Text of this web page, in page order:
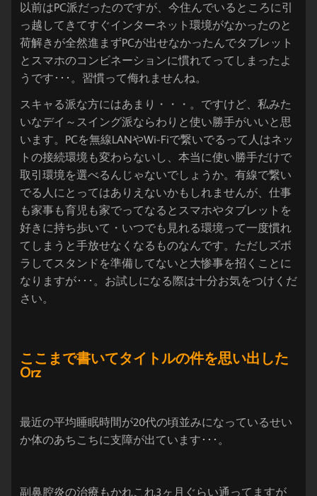
以前はPC派だったのですが、今住んでいるところに引
っ越してきてすぐインターネット環境がなかったのと
荷解きが全然進まずPCが出せなかったんでタブレット
とスマホのコンビネーションに慣れてってしまったよ
うです･･･。習慣って侮れませんね。
スキャる派な方にはあまり・・・。ですけど、私みた
いなデイ～スイング派ならわりと使い勝手がいいと思
います。PCを無線LANやWi-Fiで繋いでるって人はネッ
トの接続環境も変わらないし、本当に使い勝手だけで
取引環境を選べるんじゃないでしょうか。有線で繋い
でる人にとってはありえないかもしれませんが、仕事
も家事も育児も家でってなるとスマホやタブレットを
好きに持ち歩いて・いつでも見れる環境って一度慣れ
てしまうと手放せなくなるものなんです。ただしズボ
ラしてスタンドを準備してないと大惨事を招くことに
なりますが･･･。お試しになる際は十分お気をつけくだ
さい。
ここまで書いてタイトルの件を思い出した
Orz
最近の平均睡眠時間が20代の頃並みになっているせい
か体のあちこちに支障が出ています･･･。
副鼻腔炎の治療もかれこれ3ヶ月ぐらい通ってますが